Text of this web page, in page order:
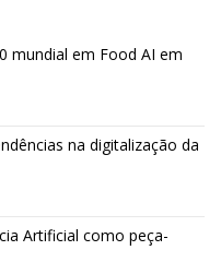
mundial em Food AI em
na digitalização da
Artificial como peça-